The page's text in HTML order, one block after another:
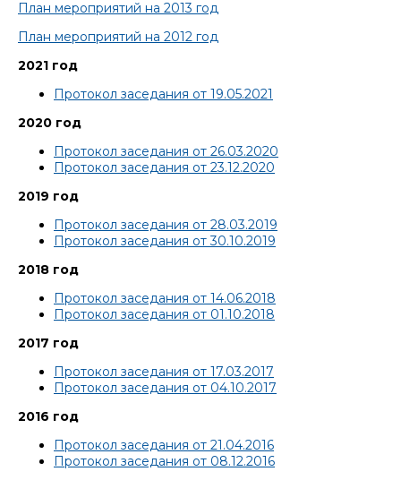
План мероприятий на 2013 год
План мероприятий на 2012 год
2021 год
Протокол заседания от 19.05.2021
2020 год
Протокол заседания от 26.03.2020
Протокол заседания от 23.12.2020
2019 год
Протокол заседания от 28.03.2019
Протокол заседания от 30.10.2019
2018 год
Протокол заседания от 14.06.2018
Протокол заседания от 01.10.2018
2017 год
Протокол заседания от 17.03.2017
Протокол заседания от 04.10.2017
2016 год
Протокол заседания от 21.04.2016
Протокол заседания от 08.12.2016